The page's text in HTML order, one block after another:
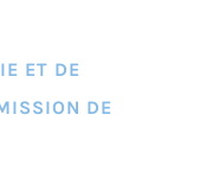
ET DE
DE